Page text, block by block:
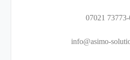
07021
info@asimo-